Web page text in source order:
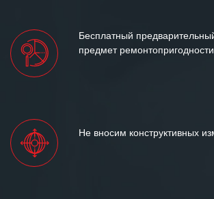
Бесплатный
предмет ремонтопригодности
Не вносим конструктивных